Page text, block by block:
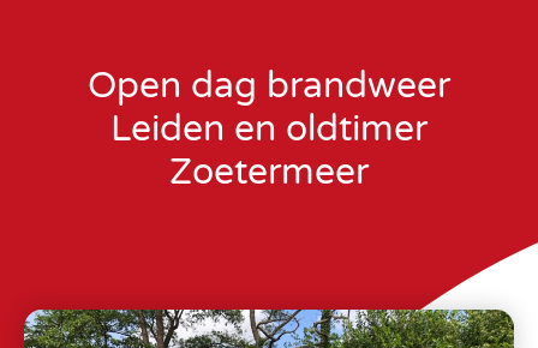
Open dag brandweer
Leiden en oldtimer
Zoetermeer